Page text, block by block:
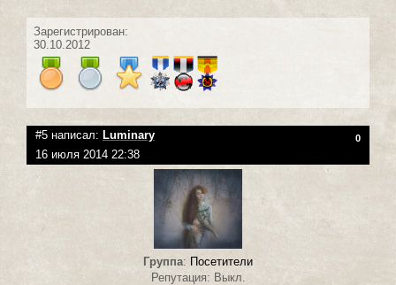
Зарегистрирован:
30.10.2012
#5 написал: Luminary 0
16 июля 2014 22:38
Группа: Посетители
Репутация: Выкл.